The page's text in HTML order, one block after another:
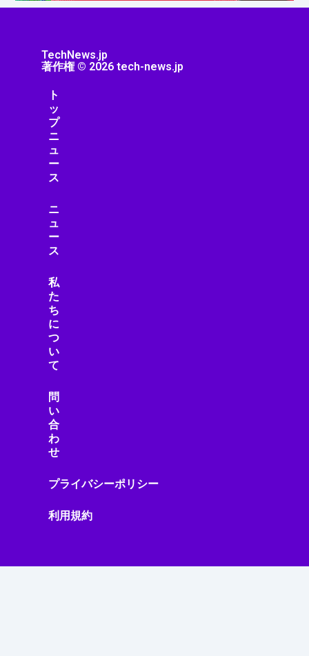
TechNews.jp
著作権 © 2026 tech-news.jp
ト
ッ
プ
ニ
ュ
ー
ス
ニ
ュ
ー
ス
私
た
ち
に
つ
い
て
問
い
合
わ
せ
プライバシーポリシー
利用規約